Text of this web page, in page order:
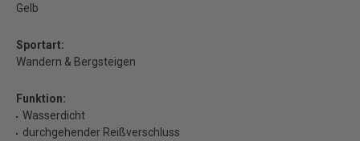
Gelb
Sportart:
Wandern & Bergsteigen
Funktion:
Wasserdicht
durchgehender Reißverschluss